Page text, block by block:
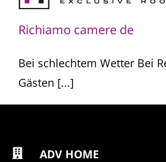
rich camere de
Richiamo camere de
Bei schlechtem Wetter Bei
Gästen [...]
ADV HOME